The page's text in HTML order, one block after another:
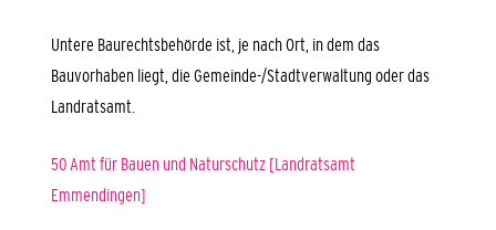
Untere Baurechtsbehörde ist, je nach Ort, in dem das
Bauvorhaben liegt, die Gemeinde-/Stadtverwaltung oder das
Landratsamt.
50 Amt für Bauen und Naturschutz [Landratsamt
Emmendingen]